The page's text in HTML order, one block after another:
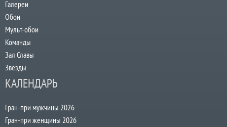
Галереи
Обои
Мульт-обои
Команды
Зал Славы
Звезды
КАЛЕНДАРЬ
Гран-при мужчины 2026
Гран-при женщины 2026